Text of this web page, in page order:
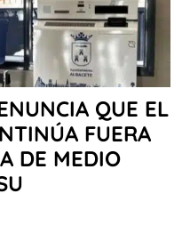
QUE EL
FUERA
DE MEDIO